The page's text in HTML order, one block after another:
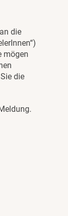
die
mögen
die